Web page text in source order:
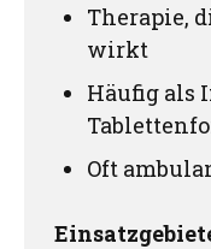
Therapie,
wirkt
Häufig als
Oft